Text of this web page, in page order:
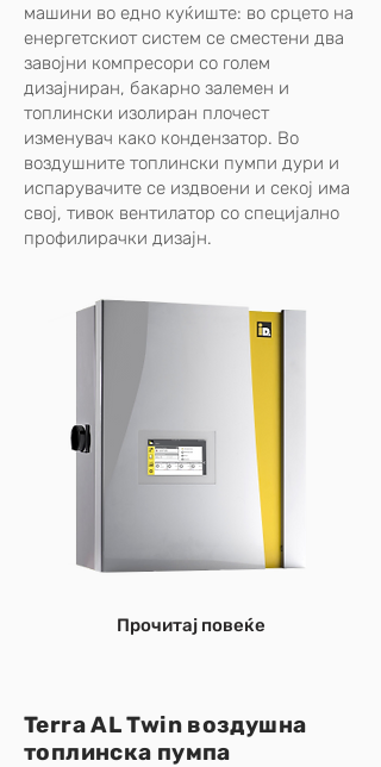
машини во едно куќиште: во срцето на
енергетскиот систем се сместени два
завојни компресори со голем
дизајниран, бакарно залемен и
топлински изолиран плочест
изменувач како кондензатор. Во
воздушните топлински пумпи дури и
испарувачите се издвоени и секој има
свој, тивок вентилатор со специјално
профилирачки дизајн.
Прочитај повеќе
Terra AL Twin воздушна
топлинска пумпа